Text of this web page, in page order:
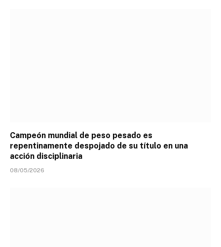
Campeón mundial de peso pesado es
repentinamente despojado de su título en una
acción disciplinaria
08/05/2026